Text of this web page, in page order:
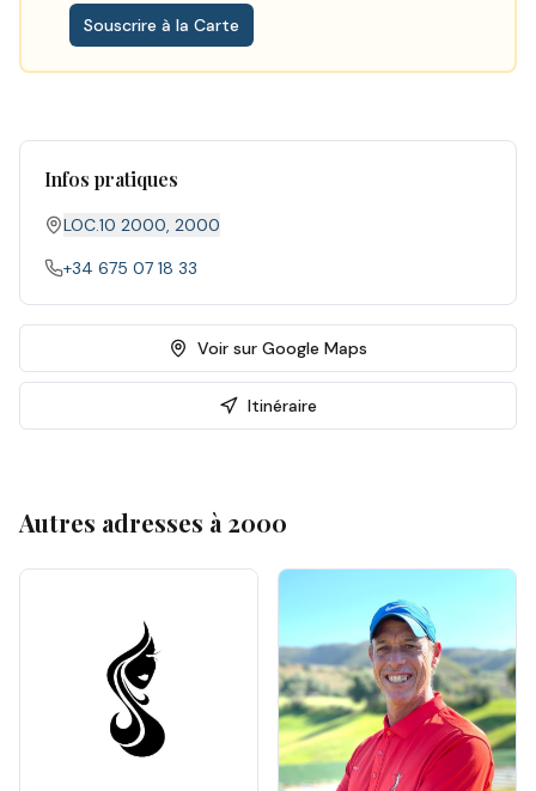
Souscrire à la Carte
Infos pratiques
LOC.10 2000, 2000
+34 675 07 18 33
Voir sur Google Maps
Itinéraire
Autres adresses à 2000